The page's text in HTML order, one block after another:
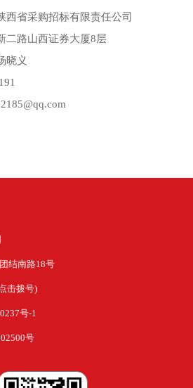
西省采购招标有限责任公司
二路山西证券大厦8层
晓义
结南路18号
击拨号)
号-1
号